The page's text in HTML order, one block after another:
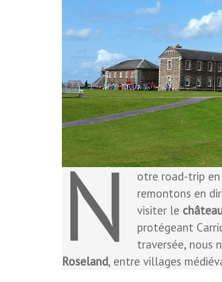
N
otre road-trip en
remontons en
visiter le
protégeant
traversée, nous
Roseland, entre villages